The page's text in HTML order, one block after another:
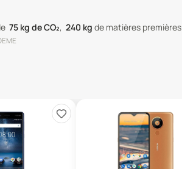
75 kg de CO₂, 240 kg de matières premières